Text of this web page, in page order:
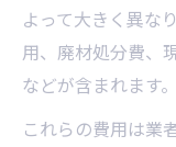
よって大きく異な
用、廃材処分費、
などが含まれます。
これらの費用は業